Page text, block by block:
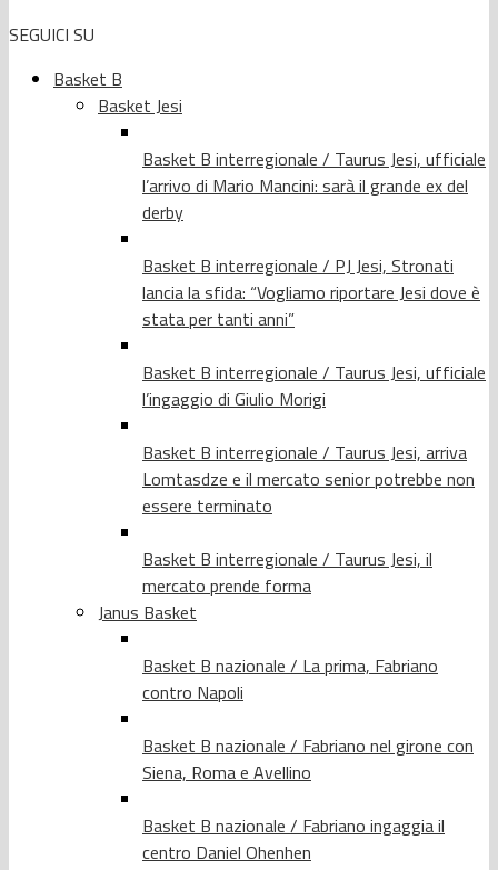
SEGUICI SU
Basket B
Basket Jesi
Basket B interregionale / Taurus Jesi, ufficiale
l’arrivo di Mario Mancini: sarà il grande ex del
derby
Basket B interregionale / PJ Jesi, Stronati
lancia la sfida: “Vogliamo riportare Jesi dove è
stata per tanti anni”
Basket B interregionale / Taurus Jesi, ufficiale
l’ingaggio di Giulio Morigi
Basket B interregionale / Taurus Jesi, arriva
Lomtasdze e il mercato senior potrebbe non
essere terminato
Basket B interregionale / Taurus Jesi, il
mercato prende forma
Janus Basket
Basket B nazionale / La prima, Fabriano
contro Napoli
Basket B nazionale / Fabriano nel girone con
Siena, Roma e Avellino
Basket B nazionale / Fabriano ingaggia il
centro Daniel Ohenhen